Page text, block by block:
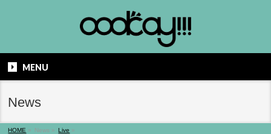
MENU
News
HOME » News » Live »